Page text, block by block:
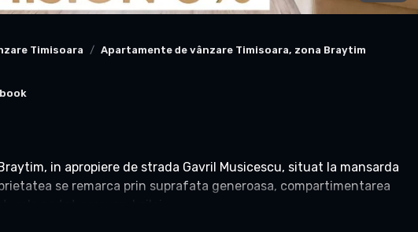
Timisoara Apartamente de vânzare Timisoara, zona Braytim
in apropiere de strada Gavril Musicescu, situat la mansarda
se remarca prin suprafata generoasa, compartimentarea
pe tot parcursul zilei.